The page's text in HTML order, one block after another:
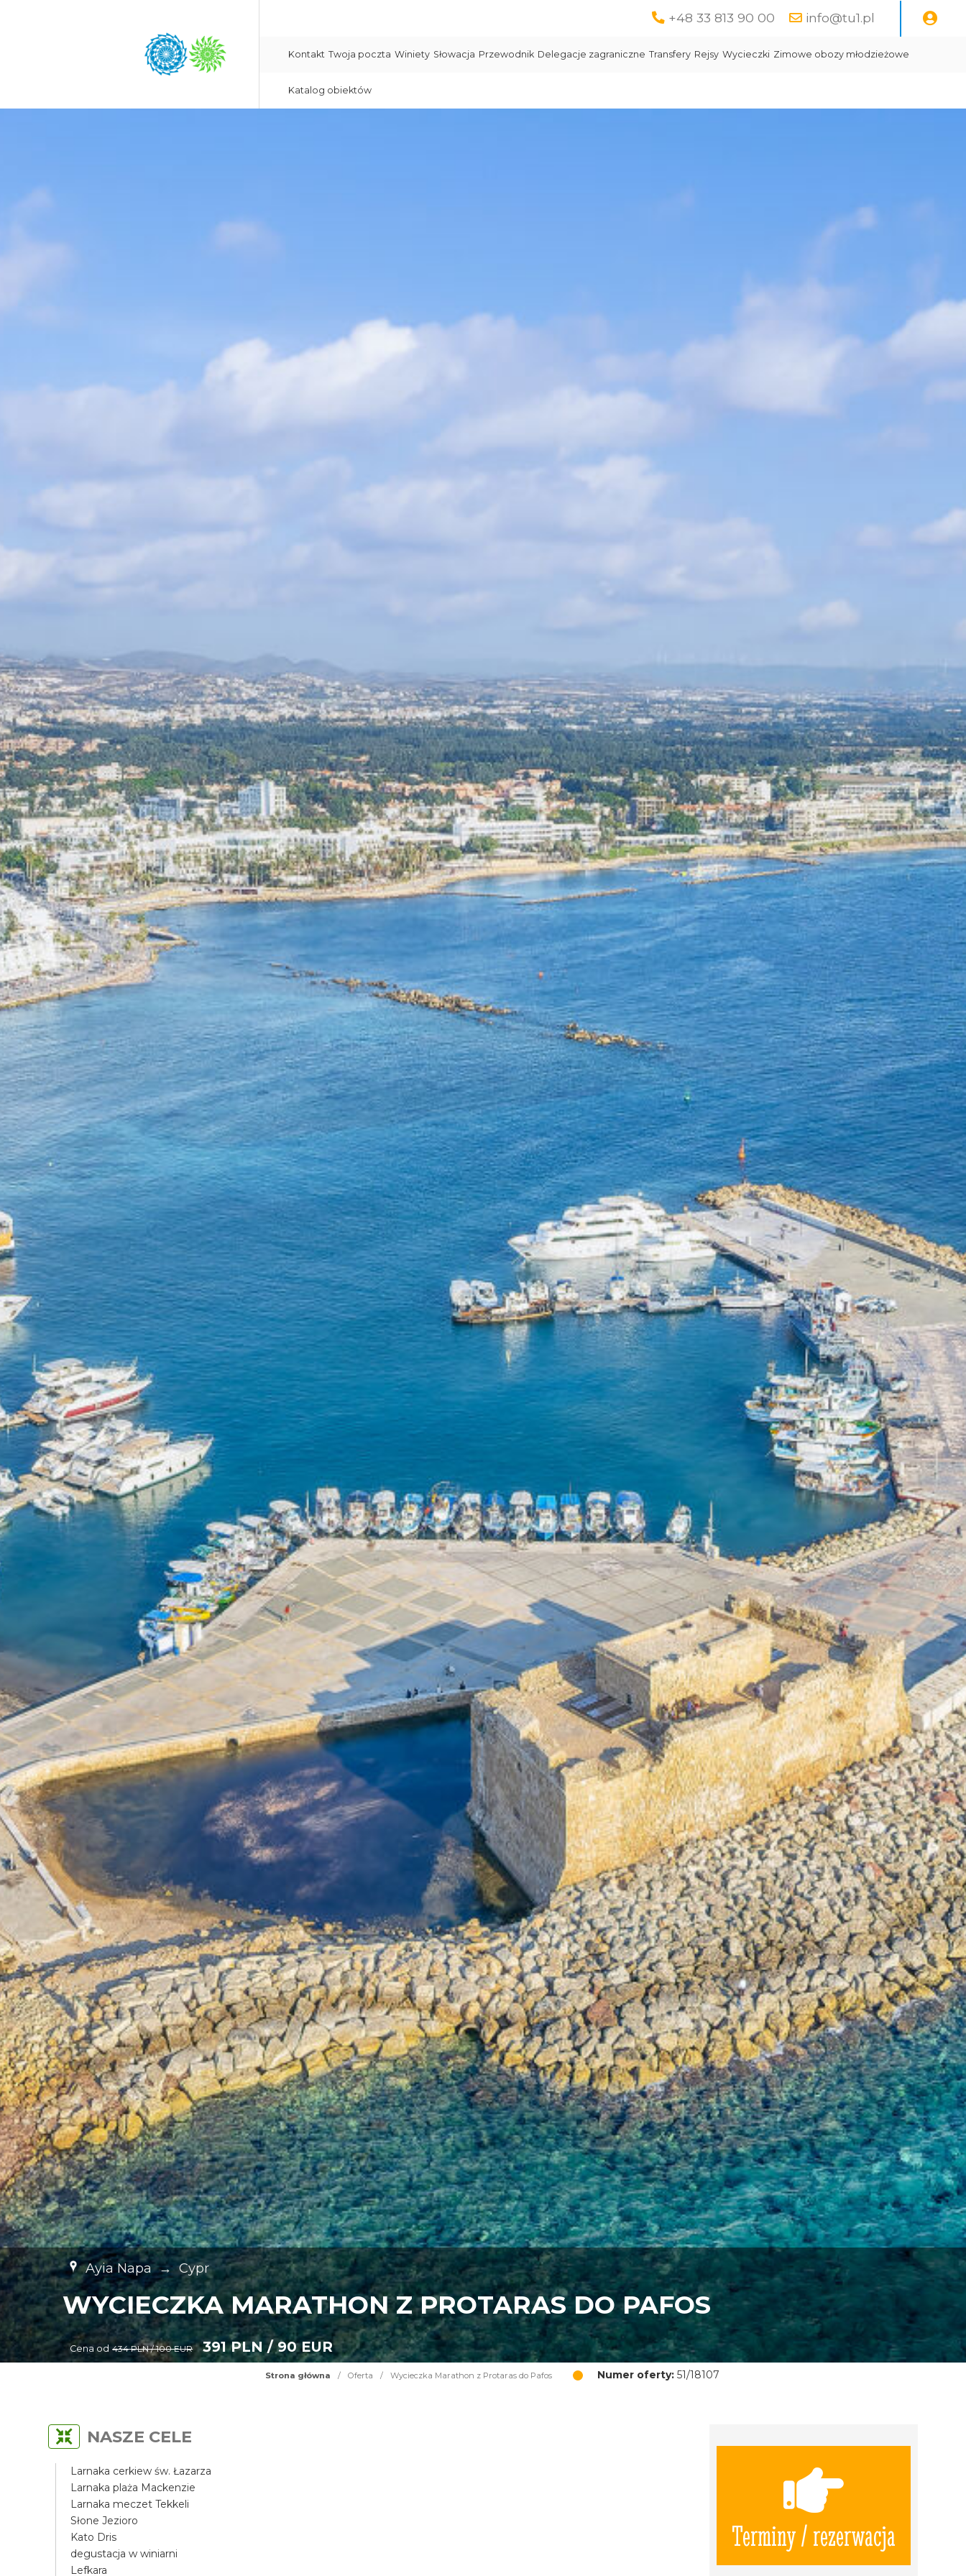
+48 33 813 90 00 info@tu1.pl
Kontakt Twoja poczta Winiety Słowacja Przewodnik Delegacje zagraniczne Transfery Rejsy Wycieczki Zimowe obozy młodzieżowe
Katalog obiektów
Ayia Napa → Cypr
WYCIECZKA MARATHON Z PROTARAS DO PAFOS
Cena od 434 PLN / 100 EUR 391 PLN / 90 EUR
Strona główna / Oferta / Wycieczka Marathon z Protaras do Pafos Numer oferty:51/18107
Terminy / rezerwacja
NASZE CELE
Larnaka cerkiew św. Łazarza
Larnaka plaża Mackenzie
Larnaka meczet Tekkeli
Słone Jezioro
Kato Dris
degustacja w winiarni
Lefkara